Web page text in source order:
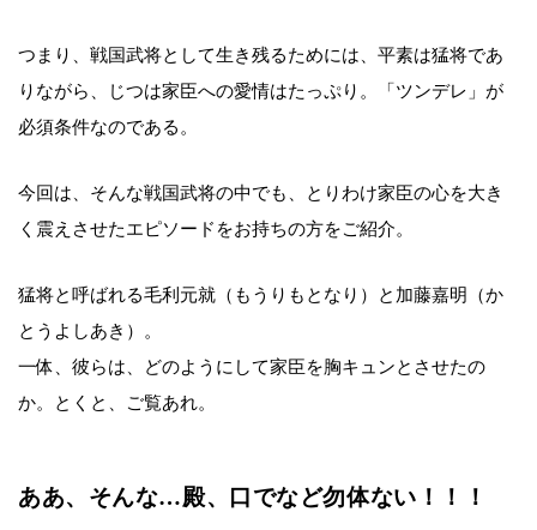
つまり、戦国武将として生き残るためには、平素は猛将であ
りながら、じつは家臣への愛情はたっぷり。「ツンデレ」が
必須条件なのである。
今回は、そんな戦国武将の中でも、とりわけ家臣の心を大き
く震えさせたエピソードをお持ちの方をご紹介。
猛将と呼ばれる毛利元就（もうりもとなり）と加藤嘉明（か
とうよしあき）。
一体、彼らは、どのようにして家臣を胸キュンとさせたの
か。とくと、ご覧あれ。
ああ、そんな…殿、口でなど勿体ない！！！